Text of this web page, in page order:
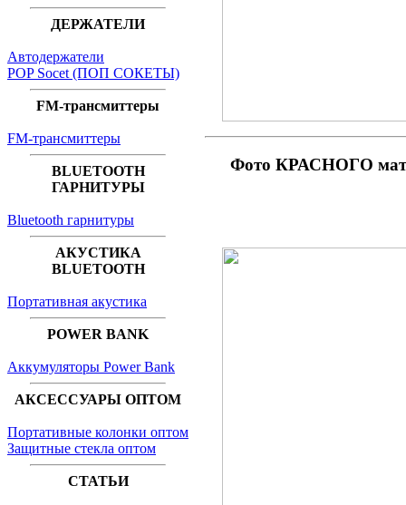
ДЕРЖАТЕЛИ
Автодержатели
POP Socet (ПОП СОКЕТЫ)
FM-трансмиттеры
FM-трансмиттеры
BLUETOOTH
ГАРНИТУРЫ
Bluetooth гарнитуры
АКУСТИКА
BLUETOOTH
Портативная акустика
POWER BANK
Аккумуляторы Power Bank
АКСЕССУАРЫ ОПТОМ
Портативные колонки оптом
Защитные стекла оптом
СТАТЬИ
Фото КРАСНОГО